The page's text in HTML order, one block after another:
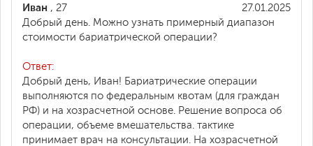
27.01.2025
Иван , 27
Добрый день. Можно узнать примерный диапазон
стоимости бариатрической операции?
Ответ:
Добрый день, Иван! Бариатрические операции
выполняются по федеральным квотам (для граждан
РФ) и на хозрасчетной основе. Решение вопроса об
операции, объеме вмешательства. тактике
принимает врач на консультации. На хозрасчетной